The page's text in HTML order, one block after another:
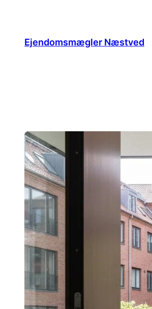
indholdEjendomsmægler Næstved